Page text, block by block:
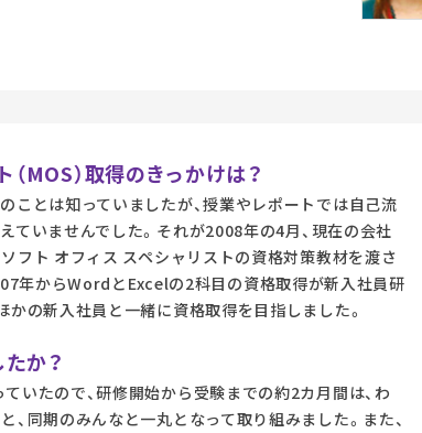
MOS）取得のきっかけは？
ことは知っていましたが、授業やレポートでは自己流
ていませんでした。それが2008年の4月、現在の会社
フト オフィス スペシャリストの資格対策教材を渡さ
年からWordとExcelの2科目の資格取得が新入社員研
の新入社員と一緒に資格取得を目指しました。
か？
いたので、研修開始から受験までの約2カ月間は、わ
同期のみんなと一丸となって取り組みました。また、